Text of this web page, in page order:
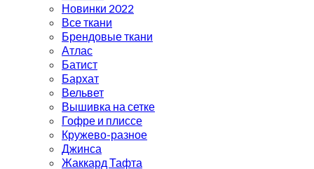
Новинки 2022
Все ткани
Брендовые ткани
Атлас
Батист
Бархат
Вельвет
Вышивка на сетке
Гофре и плиссе
Кружево-разное
Джинса
Жаккард Тафта